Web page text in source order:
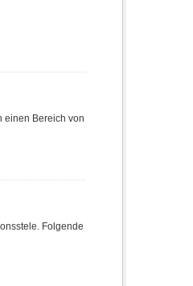
einen Bereich von
Folgende